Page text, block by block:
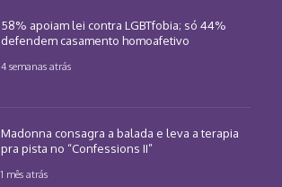
58% apoiam lei contra LGBTfobia; só 44%
defendem casamento homoafetivo
4 semanas atrás
Madonna consagra a balada e leva a terapia
pra pista no “Confessions II”
1 mês atrás